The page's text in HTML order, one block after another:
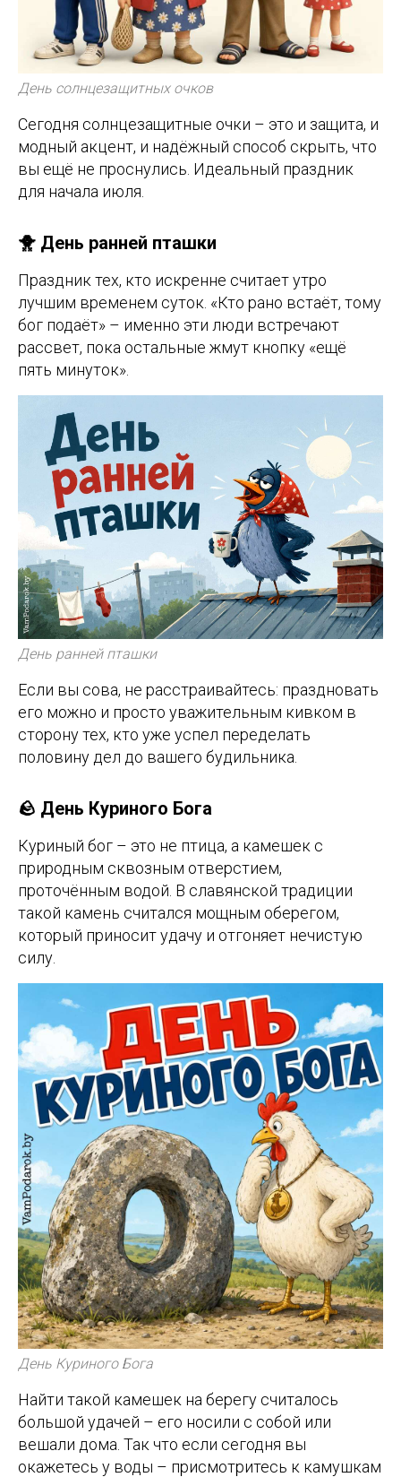
День солнцезащитных очков
Сегодня солнцезащитные очки – это и защита, и
модный акцент, и надёжный способ скрыть, что
вы ещё не проснулись. Идеальный праздник
для начала июля.
🐥 День ранней пташки
Праздник тех, кто искренне считает утро
лучшим временем суток. «Кто рано встаёт, тому
бог подаёт» – именно эти люди встречают
рассвет, пока остальные жмут кнопку «ещё
пять минуток».
День ранней пташки
Если вы сова, не расстраивайтесь: праздновать
его можно и просто уважительным кивком в
сторону тех, кто уже успел переделать
половину дел до вашего будильника.
🪨 День Куриного Бога
Куриный бог – это не птица, а камешек с
природным сквозным отверстием,
проточённым водой. В славянской традиции
такой камень считался мощным оберегом,
который приносит удачу и отгоняет нечистую
силу.
День Куриного Бога
Найти такой камешек на берегу считалось
большой удачей – его носили с собой или
вешали дома. Так что если сегодня вы
окажетесь у воды – присмотритесь к камушкам